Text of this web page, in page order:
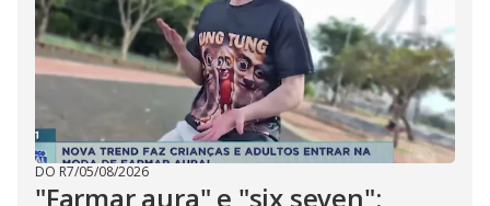
DO R7/05/08/2026
"Farmar aura" e "six seven":